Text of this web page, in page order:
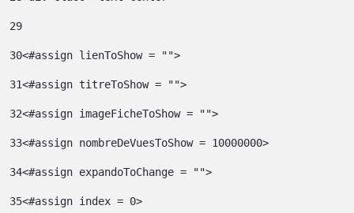
29
30<#assign lienToShow = "">
31<#assign titreToShow = "">
32
33
34<#assign expandoToChange = "">
35